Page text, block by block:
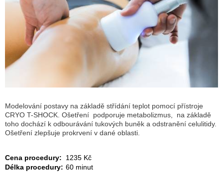
Modelování postavy na základě střídání teplot pomocí přístroje
CRYO T-SHOCK. Ošetření podporuje metabolizmus, na základě
toho dochází k odbourávání tukových buněk a odstranění celulitidy.
Ošetření zlepšuje prokrvení v dané oblasti.
Cena procedury:
1235 Kč
Délka procedury: 60 minut